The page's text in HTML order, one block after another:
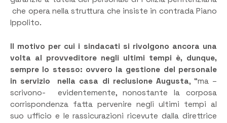
che opera nella struttura che insiste in contrada Piano
Ippolito.
Il motivo per cui i sindacati si rivolgono ancora una
volta al provveditore negli ultimi tempi è, dunque,
sempre lo stesso: ovvero la gestione del personale
in servizio nella casa di reclusione Augusta, “ma –
scrivono- evidentemente, nonostante la corposa
corrispondenza fatta pervenire negli ultimi tempi al
suo ufficio e le rassicurazioni ricevute dalla direttrice